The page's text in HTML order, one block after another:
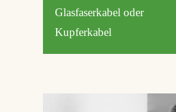
Glasfaserkabel oder
Kupferkabel